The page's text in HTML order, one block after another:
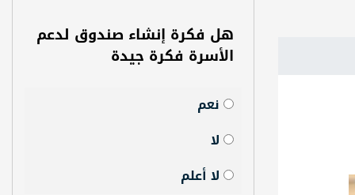
هل فكرة إنشاء صندوق لدعم
الأسرة فكرة جيدة
نعم
لا
لا أعلم